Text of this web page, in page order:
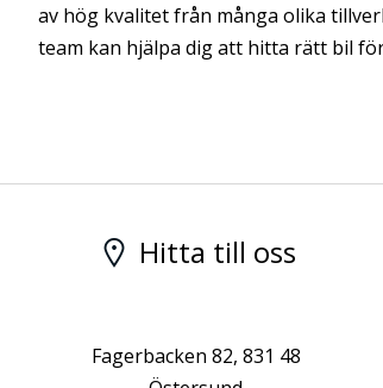
av hög kvalitet från många olika
team kan hjälpa dig att hitta rätt bil
Hitta till oss
Fagerbacken 82, 831 48